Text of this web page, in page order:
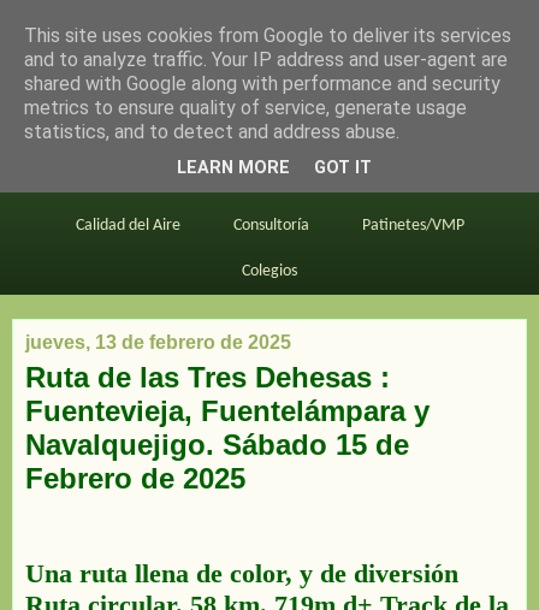
en bici por madrid
Este blog BiciMAD Primeros consejos
Calidad del Aire Consultoría Patinetes/VMP
Colegios
jueves, 13 de febrero de 2025
Ruta de las Tres Dehesas :
Fuentevieja, Fuentelámpara y
Navalquejigo. Sábado 15 de
Febrero de 2025
Una ruta llena de color, y de diversión
This site uses cookies from Google to deliver its services
and to analyze traffic. Your IP address and user-agent are
shared with Google along with performance and security
metrics to ensure quality of service, generate usage
statistics, and to detect and address abuse.
LEARN MORE GOT IT